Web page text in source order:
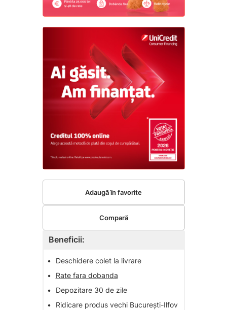
Beneficii:
•
Deschidere colet la livrare
•
Rate fara dobanda
•
Depozitare 30 de zile
•
Ridicare produs vechi București-Ilfov
Adaugă în favorite
Compară